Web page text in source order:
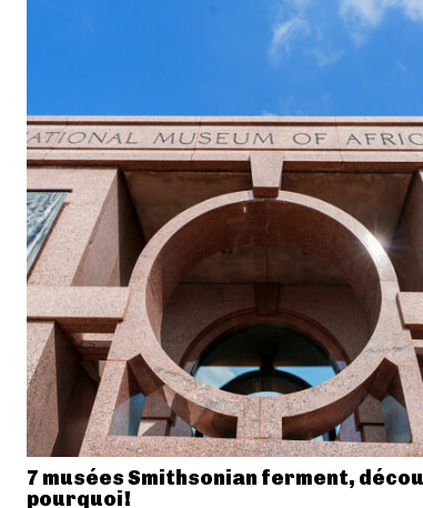
7 musées Smithsonian ferment,
pourquoi!